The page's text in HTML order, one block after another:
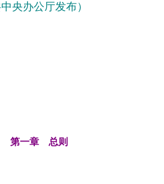
央办公厅发布）
第一章 总则